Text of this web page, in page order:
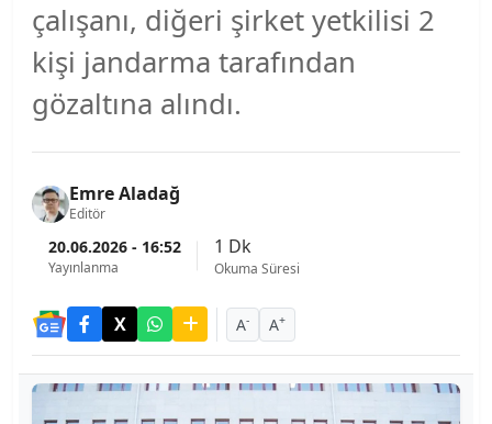
çalışanı, diğeri şirket yetkilisi 2
kişi jandarma tarafından
gözaltına alındı.
Emre Aladağ
Editör
20.06.2026 - 16:52
Yayınlanma
1 Dk
Okuma Süresi
A- A+